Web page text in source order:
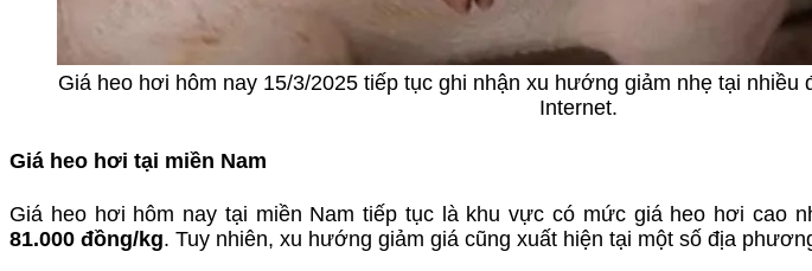
Giá heo hơi hôm nay 15/3/2025 tiếp tục ghi nhận xu hướng giảm nhẹ tại
Internet.
Giá heo hơi tại miền Nam
Giá heo hơi hôm nay tại miền Nam tiếp tục là khu vực có mức giá heo hơi cao
81.000 đồng/kg. Tuy nhiên, xu hướng giảm giá cũng xuất hiện tại một số địa